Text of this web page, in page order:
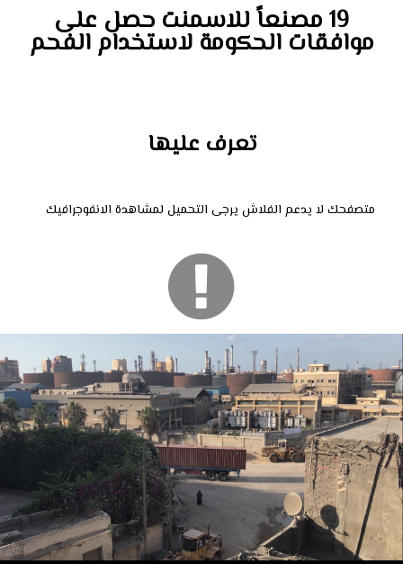
19 مصنعاً للاسمنت حصل على
موافقات الحكومة لاستخدام الفحم
تعرف عليها
متصفحك لا يدعم الفلاش يرجى التحميل لمشاهدة الانفوجرافيك